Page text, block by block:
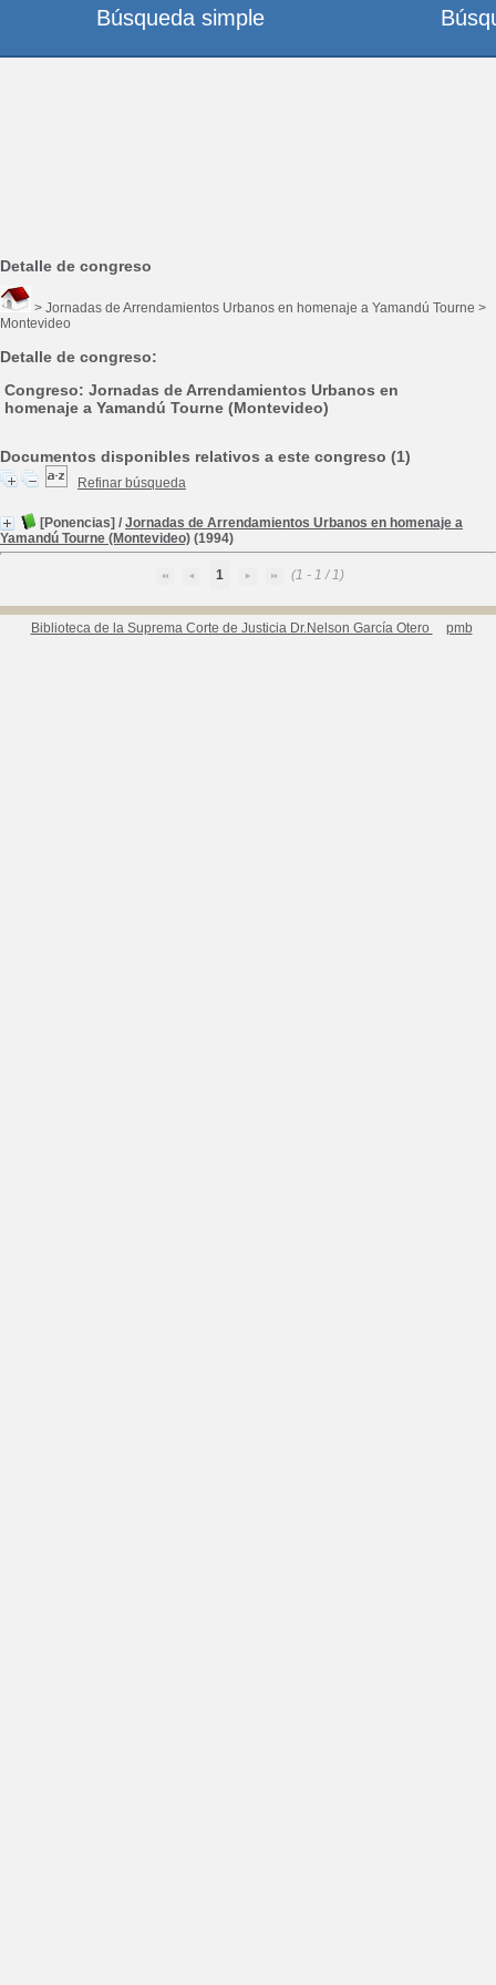
Detalle de congreso
> Jornadas de Arrendamientos Urbanos en homenaje a Yamandú Tourne >
Montevideo
Detalle de congreso:
Congreso: Jornadas de Arrendamientos Urbanos en
homenaje a Yamandú Tourne (Montevideo)
Documentos disponibles relativos a este congreso (1)
Refinar búsqueda
[Ponencias] / Jornadas de Arrendamientos Urbanos en homenaje a
Yamandú Tourne (Montevideo) (1994)
1 (1 - 1 / 1)
Biblioteca de la Suprema Corte de Justicia Dr.Nelson García Otero pmb
Búsqueda simple